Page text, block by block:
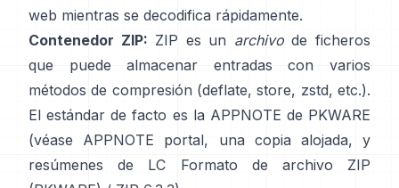
web mientras se decodifica rápidamente.
Contenedor ZIP: ZIP es un archivode ficheros
que puede almacenar entradas con varios
métodos de compresión (deflate, store, zstd, etc.).
El estándar de facto es la APPNOTE de PKWARE
(véase
APPNOTE portal, una copia alojada, y
resúmenes de LC
Formato de archivo ZIP